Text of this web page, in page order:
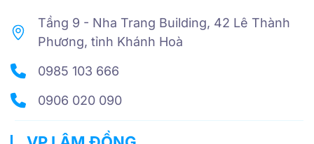
Tầng 9 - Nha Trang Building, 42 Lê Thành
Phương, tỉnh Khánh Hoà
0985 103 666
0906 020 090